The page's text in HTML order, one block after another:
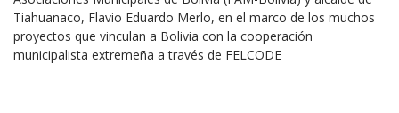
Tiahuanaco, Flavio Eduardo Merlo, en el marco de los muchos
proyectos que vinculan a Bolivia con la cooperación
municipalista extremeña a través de FELCODE